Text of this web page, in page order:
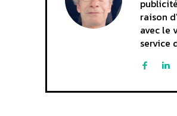
raison
avec le
service